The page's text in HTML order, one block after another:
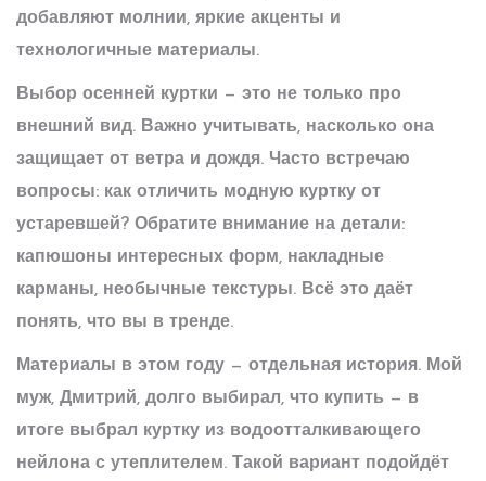
добавляют молнии, яркие акценты и
технологичные материалы.
Выбор осенней куртки — это не только про
внешний вид. Важно учитывать, насколько она
защищает от ветра и дождя. Часто встречаю
вопросы: как отличить модную куртку от
устаревшей? Обратите внимание на детали:
капюшоны интересных форм, накладные
карманы, необычные текстуры. Всё это даёт
понять, что вы в тренде.
Материалы в этом году — отдельная история. Мой
муж, Дмитрий, долго выбирал, что купить — в
итоге выбрал куртку из водоотталкивающего
нейлона с утеплителем. Такой вариант подойдёт